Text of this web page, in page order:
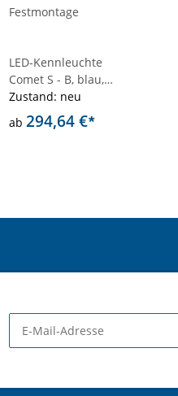
LED-Kennleuchte
Comet S - B, blau,
Festmontage
Zustand: neu
ab 294,64 €*